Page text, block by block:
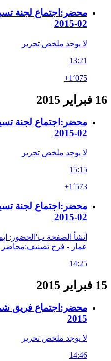
02-2015
لا يوجد ملخص تحرير
13:21
+1٬075
16 فبراير 2015
02-2015
لا يوجد ملخص تحرير
15:15
+1٬573
02-2015
أنشأ الصفحة ب'الحضور:
عمار - فرح
14:25
15 فبراير 2015
2015
لا يوجد ملخص تحرير
14:46